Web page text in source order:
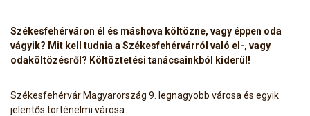
Székesfehérváron él és máshova költözne, vagy éppen oda
vágyik? Mit kell tudnia a Székesfehérvárról való el-, vagy
odaköltözésről? Költöztetési tanácsainkból kiderül!
Székesfehérvár Magyarország 9. legnagyobb városa és egyik
jelentős történelmi városa.